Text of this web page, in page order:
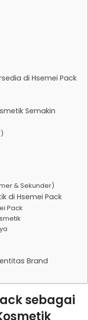
di Hsemei Pack
Semakin
& Sekunder)
di Hsemei Pack
Pack
Brand
sebagai